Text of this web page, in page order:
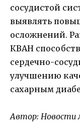
сосудистой
выявлять
осложнений.
КВАН
сердечно-
улучшению
сахарным
Автор: Новости